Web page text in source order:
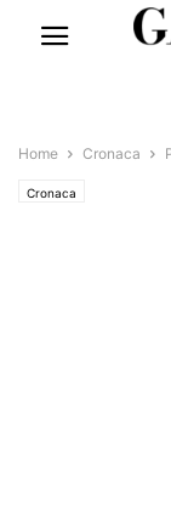
Home Cronaca
Cronaca